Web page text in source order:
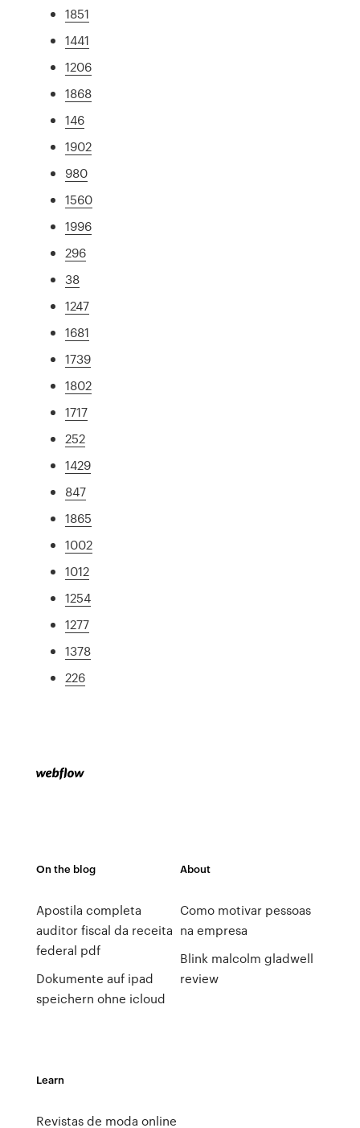
1851
1441
1206
1868
146
1902
980
1560
1996
296
38
1247
1681
1739
1802
1717
252
1429
847
1865
1002
1012
1254
1277
1378
226
On the blog
Apostila completa
auditor fiscal da receita
federal pdf
Dokumente auf ipad
speichern ohne icloud
About
Como motivar pessoas
na empresa
Blink malcolm gladwell
review
Learn
Revistas de moda online